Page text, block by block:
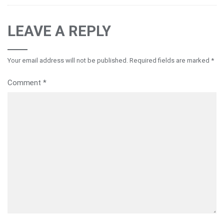
LEAVE A REPLY
Your email address will not be published. Required fields are marked *
Comment *